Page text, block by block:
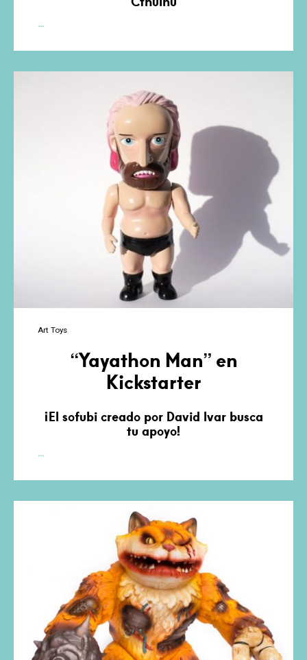
…
Cthulhu
Kickstarter
Art Toys
“Yayathon Man” en
Kickstarter
¡El sofubi creado por David Ivar busca
tu apoyo!
…
en
Kickstarter